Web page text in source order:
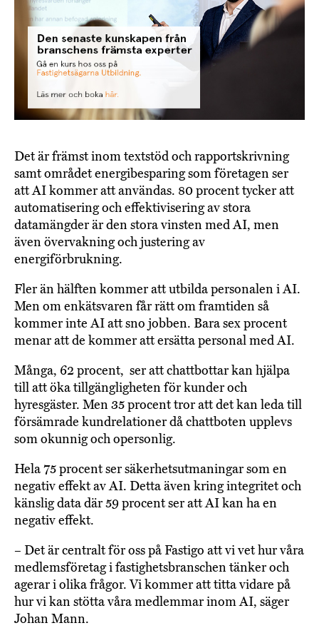
Det är främst inom textstöd och rapportskrivning
samt området energibesparing som företagen ser
att AI kommer att användas. 80 procent tycker att
automatisering och effektivisering av stora
datamängder är den stora vinsten med AI, men
även övervakning och justering av
energiförbrukning.
Fler än hälften kommer att utbilda personalen i AI.
Men om enkätsvaren får rätt om framtiden så
kommer inte AI att sno jobben. Bara sex procent
menar att de kommer att ersätta personal med AI.
Många, 62 procent, ser att chattbottar kan hjälpa
till att öka tillgängligheten för kunder och
hyresgäster. Men 35 procent tror att det kan leda till
försämrade kundrelationer då chattboten upplevs
som okunnig och opersonlig.
Hela 75 procent ser säkerhetsutmaningar som en
negativ effekt av AI. Detta även kring integritet och
känslig data där 59 procent ser att AI kan ha en
negativ effekt.
– Det är centralt för oss på Fastigo att vi vet hur våra
medlemsföretag i fastighetsbranschen tänker och
agerar i olika frågor. Vi kommer att titta vidare på
hur vi kan stötta våra medlemmar inom AI, säger
Johan Mann.